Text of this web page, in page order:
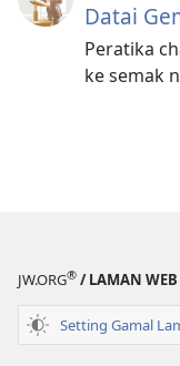
Datai
Peratika
ke semak
JW.ORG® / LAMAN WEB
Setting Gamal